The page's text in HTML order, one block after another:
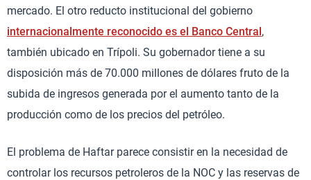
mercado. El otro reducto institucional del gobierno
internacionalmente reconocido es el Banco Central,
también ubicado en Trípoli. Su gobernador tiene a su
disposición más de 70.000 millones de dólares fruto de la
subida de ingresos generada por el aumento tanto de la
producción como de los precios del petróleo.
El problema de Haftar parece consistir en la necesidad de
controlar los recursos petroleros de la NOC y las reservas de